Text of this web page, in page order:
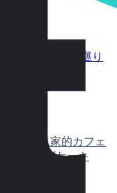
カフェ巡り
い、隠れ家的カフェ
品チーズケーキ
fabulous)